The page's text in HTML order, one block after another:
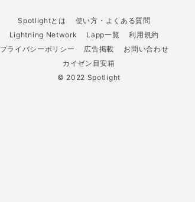
Spotlightとは
使い方・よくある質問
Lightning Network
Lapp一覧
利用規約
プライバシーポリシー
広告掲載
お問い合わせ
カイゼン目安箱
© 2022 Spotlight